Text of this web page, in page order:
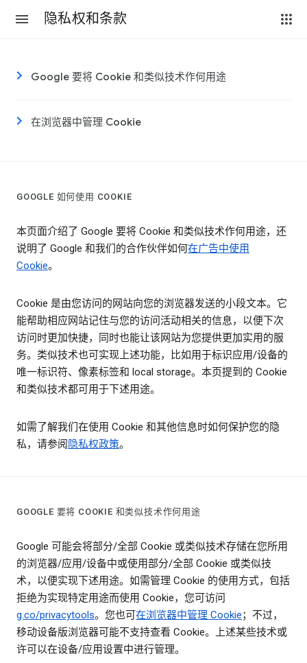
隐私权和条款
Google 要将 Cookie 和类似技术作何用途
在浏览器中管理 Cookie
GOOGLE 如何使用 COOKIE
本页面介绍了 Google 要将 Cookie 和类似技术作何用途，还
说明了 Google 和我们的合作伙伴如何在广告中使用
Cookie。
Cookie 是由您访问的网站向您的浏览器发送的小段文本。它
能帮助相应网站记住与您的访问活动相关的信息，以便下次
访问时更加快捷，同时也能让该网站为您提供更加实用的服
务。类似技术也可实现上述功能，比如用于标识应用/设备的
唯一标识符、像素标签和 local storage。本页提到的 Cookie
和类似技术都可用于下述用途。
如需了解我们在使用 Cookie 和其他信息时如何保护您的隐
私，请参阅 隐私权政策。
GOOGLE 要将 COOKIE 和类似技术作何用途
Google 可能会将部分/全部 Cookie 或类似技术存储在您所用
的浏览器/应用/设备中或使用部分/全部 Cookie 或类似技
术，以便实现下述用途。如需管理 Cookie 的使用方式，包括
拒绝为实现特定用途而使用 Cookie，您可访问
g.co/privacytools。您也可在浏览器中管理 Cookie；不过，
移动设备版浏览器可能不支持查看 Cookie。上述某些技术或
许可以在设备/应用设置中进行管理。